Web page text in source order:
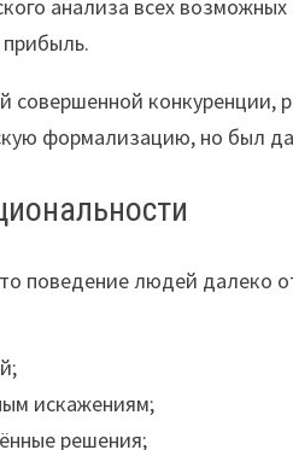
анализа всех возможных
конкуренции,
формализацию, но был
поведение людей далеко
искажениям;
решения;